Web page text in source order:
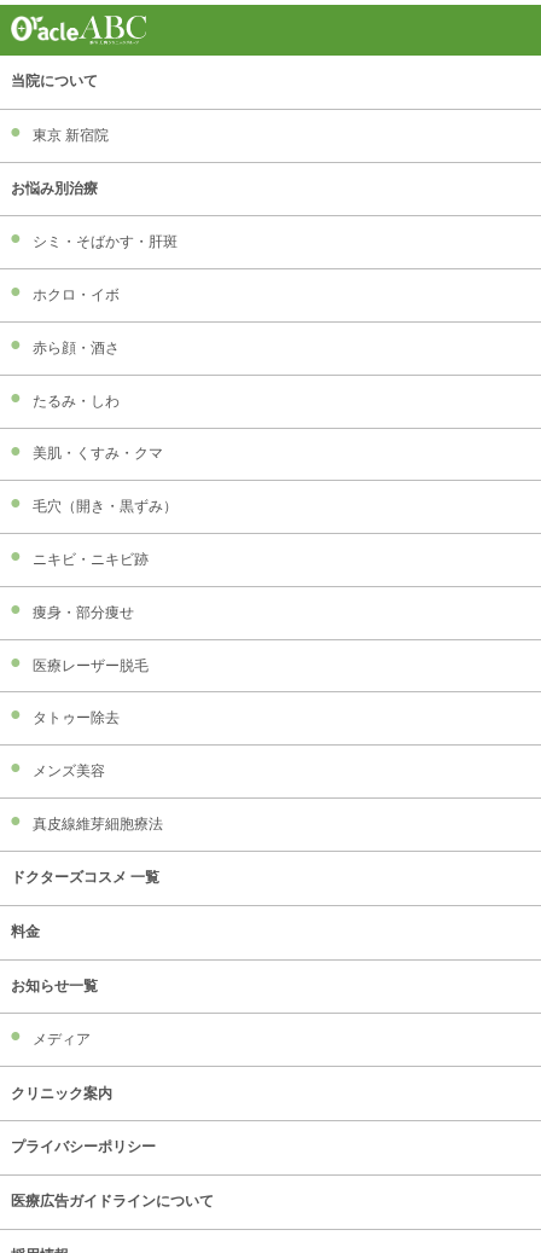
当院について
東京 新宿院
お悩み別治療
シミ・そばかす・肝斑
ホクロ・イボ
赤ら顔・酒さ
たるみ・しわ
美肌・くすみ・クマ
毛穴（開き・黒ずみ）
ニキビ・ニキビ跡
痩身・部分痩せ
医療レーザー脱毛
タトゥー除去
メンズ美容
真皮線維芽細胞療法
ドクターズコスメ 一覧
料金
お知らせ一覧
メディア
クリニック案内
プライバシーポリシー
医療広告ガイドラインについて